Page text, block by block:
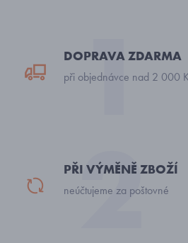
DOPRAVA ZDARMA
při objednávce nad 2 000
PŘI VÝMĚNĚ ZBOŽÍ
neúčtujeme za poštovné